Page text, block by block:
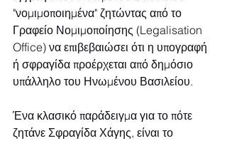
"νομιμοποιημένα" ζητώντας από το
Γραφείο Νομιμοποίησης (Legalisation
Office) να επιβεβαιώσει ότι η υπογραφή
ή σφραγίδα προέρχεται από δημόσιο
υπάλληλο του Ηνωμένου Βασιλείου.
Ένα κλασικό παράδειγμα για το πότε
ζητάνε Σφραγίδα Χάγης, είναι το